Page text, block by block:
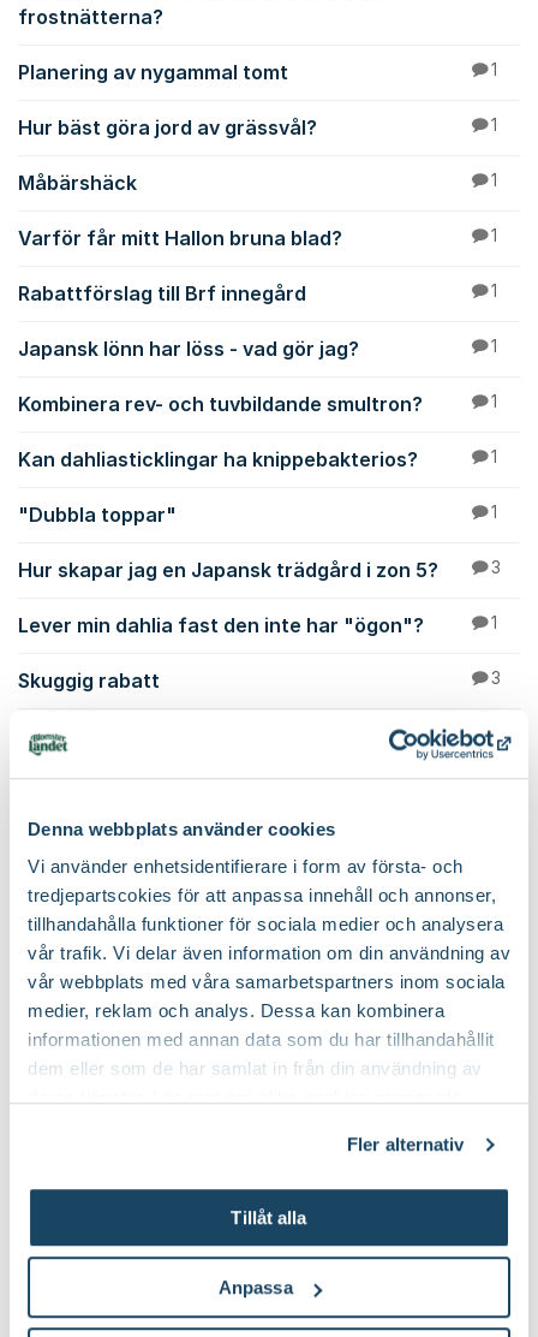
Denna webbplats använder cookies
Vi använder enhetsidentifierare i form av första- och
tredjepartscokies för att anpassa innehåll och annonser,
tillhandahålla funktioner för sociala medier och analysera
vår trafik. Vi delar även information om din användning av
vår webbplats med våra samarbetspartners inom sociala
medier, reklam och analys. Dessa kan kombinera
informationen med annan data som du har tillhandahållit
dem eller som de har samlat in från din användning av
Fler alternativ
Tillåt alla
Anpassa
frostnätterna?
Planering av nygammal tomt 1
Hur bäst göra jord av grässvål? 1
Måbärshäck 1
Varför får mitt Hallon bruna blad? 1
Rabattförslag till Brf innegård 1
Japansk lönn har löss - vad gör jag? 1
Kombinera rev- och tuvbildande smultron? 1
Kan dahliasticklingar ha knippebakterios? 1
"Dubbla toppar" 1
Hur skapar jag en Japansk trädgård i zon 5? 3
Lever min dahlia fast den inte har "ögon"? 1
Skuggig rabatt 3
Vilka rosor passar till min plantering i zon 6? 1
Hur tar jag bort en gammal rabatt vid
husvägg?
1
När ska jag beskära nyplanterad, barrotad
vinterliguster?
1
Hur beskär jag mindre syrenplantor eller ska
jag inte beskära dem?
Marktäckare under trappan
Växter i odlingslåda 1
Plantering i brant slänt? 1